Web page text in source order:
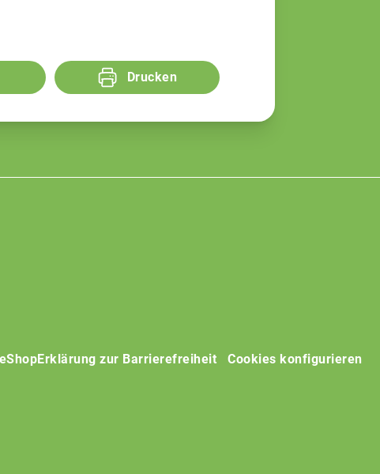
Drucken
ShopErklärung zur Barrierefreiheit Cookies konfigurieren